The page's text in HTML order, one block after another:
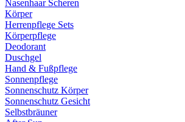
Nasenhaar Scheren
Körper
Herrenpflege Sets
Körperpflege
Deodorant
Duschgel
Hand & Fußpflege
Sonnenpflege
Sonnenschutz Körper
Sonnenschutz Gesicht
Selbstbräuner